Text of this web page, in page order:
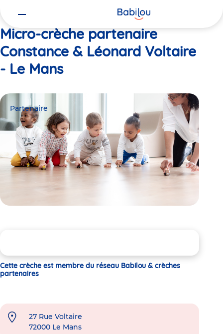
Micro-crèche partenaire
Constance & Léonard Voltaire
- Le Mans
Partenaire
Cette crèche est membre du réseau Babilou & crèches
partenaires
27 Rue Voltaire
72000 Le Mans